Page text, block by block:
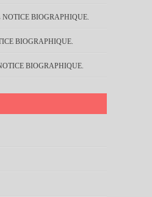
NOTICE BIOGRAPHIQUE.
BIOGRAPHIQUE.
BIOGRAPHIQUE.